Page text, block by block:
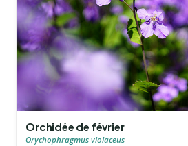
Orchidée de février
Orychophragmus violaceus